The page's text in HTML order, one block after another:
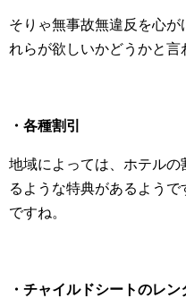
そりゃ無事故無違反を心が
れらが欲しいかどうかと
・各種割引
地域によっては、ホテル
るような特典があるよう
ですね。
・チャイルドシートのレン